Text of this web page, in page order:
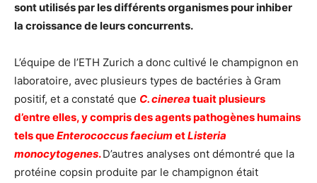
sont utilisés par les différents organismes pour inhiber
la croissance de leurs concurrents.
L’équipe de l’ETH Zurich a donc cultivé le champignon en
laboratoire, avec plusieurs types de bactéries à Gram
positif, et a constaté que C. cinerea tuait plusieurs
d’entre elles, y compris des agents pathogènes humains
tels queEnterococcus faecium etListeria
monocytogenes. D’autres analyses ont démontré que la
protéine copsin produite par le champignon était